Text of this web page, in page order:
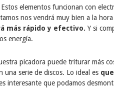
Estos elementos funcionan con
nos vendrá muy bien a la
más rápido y efectivo. Y si
energía.
picadora puede triturar más
una serie de discos. Lo ideal es
interesante que podamos